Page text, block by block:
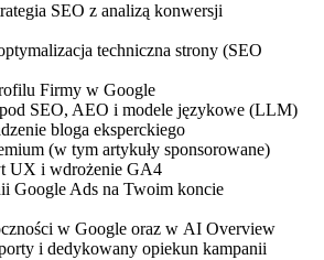
SEO z analizą konwersji
techniczna strony (SEO
Firmy w Google
SEO, AEO i modele językowe (LLM)
bloga eksperckiego
(w tym artykuły sponsorowane)
UX i wdrożenie GA4
Google Ads na Twoim koncie
w Google oraz w AI Overview
i dedykowany opiekun kampanii